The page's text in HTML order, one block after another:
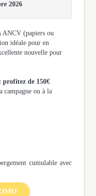
2026
ANCV (papiers ou
idéale pour en
nouvelle pour
profitez de 150€
campagne ou à la
cumulable avec